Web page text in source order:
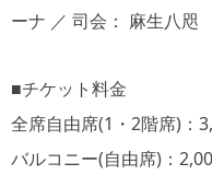
ーナ ／ 司会： 麻生八咫
■チケット料金
全席自由席(1・2階席)：
バルコニー(自由席)：